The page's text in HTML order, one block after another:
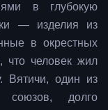
в глубокую
— изделия из
в окрестных
что человек жил
Вятичи, один из
союзов, долго